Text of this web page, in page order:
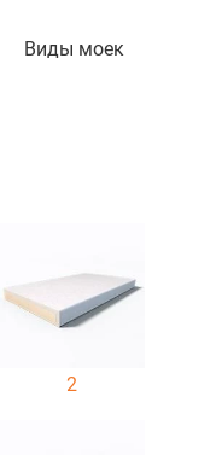
Виды моек
2